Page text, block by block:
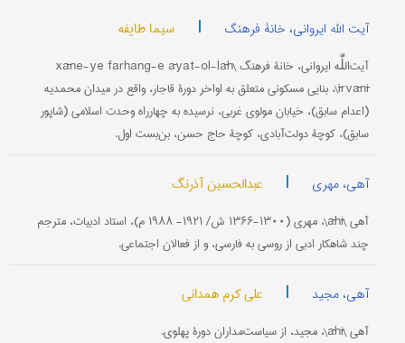
آیت الله ایروانی، خانۀ فرهنگ | سیما طایفه
آیت‌اللّٰه ایروانی، خانۀ فرهنگ \xāne-ye farhang-e āyat-ol-lāh
īrvānī\، بنایی مسکونی متعلق به اواخر دورۀ قاجار، واقع در میدان محمدیه
(اعدام سابق)، خیابان مولوی غربی، نرسیده به چهارراه وحدت اسلامی (شاپور
سابق)، کوچۀ دولت‌آبادی، کوچۀ حاج حسن، بن‌بست اول.
آهی، مهری | عبدالحسین آذرنگ
آهی \āhī\، مهری (۱۳۰۰-۱۳۶۶ ش/ ۱۹۲۱- ۱۹۸۸ م)، استاد ادبیات، مترجم
چند شاهکار ادبی از روسی به فارسی، و از فعالان اجتماعی.
آهی، مجید | علی کرم همدانی
آهی \āhī\، مجید، از سیاست‌مداران دورۀ پهلوی.